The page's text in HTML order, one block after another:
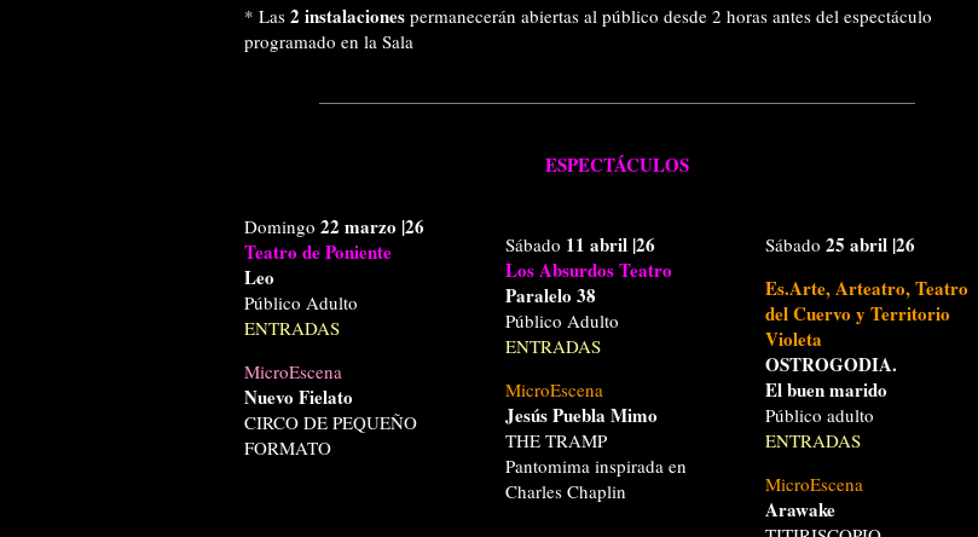
* Las 2 instalaciones permanecerán abiertas al público desde 2 horas antes del espectáculo
programado en la Sala
ESPECTÁCULOS
Domingo 22 marzo |26
Teatro de Poniente
Leo
Público Adulto
ENTRADAS
MicroEscena
Nuevo Fielato
CIRCO DE PEQUEÑO
FORMATO
Sábado 11 abril|26
Los Absurdos Teatro
Paralelo 38
Público Adulto
ENTRADAS
MicroEscena
Jesús Puebla Mimo
THE TRAMP
Pantomima inspirada en
Charles Chaplin
Sábado25 abril |26
Es.Arte, Arteatro, Teatro
del Cuervo y Territorio
Violeta
OSTROGODIA.
El buen marido
Público adulto
ENTRADAS
MicroEscena
Arawake